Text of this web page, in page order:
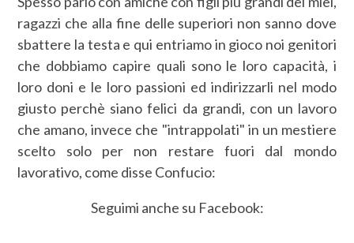
ragazzi che alla fine delle superiori non sanno dove
sbattere la testa e qui entriamo in gioco noi genitori
che dobbiamo capire quali sono le loro capacità, i
loro doni e le loro passioni ed indirizzarli nel modo
giusto perchè siano felici da grandi, con un lavoro
che amano, invece che "intrappolati" in un mestiere
scelto solo per non restare fuori dal mondo
lavorativo, come disse Confucio:
Seguimi anche su Facebook: